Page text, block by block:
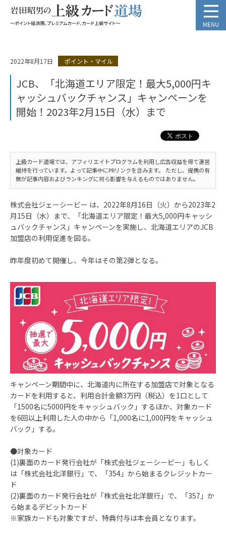
2022年8月17日 ポイント・マイル
JCB、「北海道エリア限定！最大5,000円キ
ャッシュバックチャンス」キャンペーンを
開始！2023年2月15日（水）まで
上級カード道場では、アフィリエイトプログラムを利用し広告収益を得て運営
維持を行っています。よって記事中にPRリンクを含みます。 ただし、提携の有
無が記事内容およびランキングに何ら影響を与えるものではありません。
株式会社ジェーシービー は、2022年8月16日（火）から2023年2
月15日（水）まで、「北海道エリア限定！最大5,000円キャッシ
ュバックチャンス」キャンペーンを実施し、北海道エリアのJCB
加盟店の利用促進を図る。
昨年度初めて開催し、今年はその第2弾となる。
キャンペーン期間中に、北海道内に所在する加盟店で対象となる
カードを利用すると、利用合計金額3万円（税込）を1口として
「1500名に5000円をキャッシュバック」するほか、対象カード
を6回以上利用した人の中から「1,000名に1,000円をキャッシュ
バック」する。
●対象カード
(1)裏面のカード発行会社が「株式会社ジェーシービー」もしく
は「株式会社北洋銀行」で、「354」から始まるクレジットカー
ド
(2)裏面のカード発行会社が「株式会社北洋銀行」で、「357」か
ら始まるデビットカード
※家族カードも対象ですが、特典付与は本会員となります。